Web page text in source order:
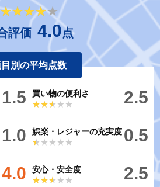
★★★★★
★★★★★
評価 4.0点
別の平均点数
1.5
買い物の便利さ
★★★★★
★★★★★ 2.5
1.0
娯楽・レジャーの充実度
★★★★★
★★★★★ 0.5
4.0
安心・安全度
★★★★★
★★★★★ 2.5